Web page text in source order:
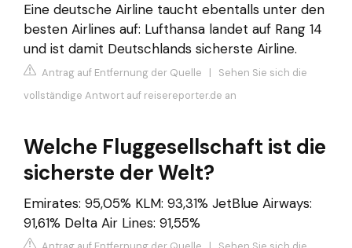
Eine deutsche Airline taucht ebentalls unter den
besten Airlines auf: Lufthansa landet auf Rang 14
und ist damit Deutschlands sicherste Airline.
Antrag auf Entfernung der Quelle | Sehen Sie sich die
vollständige Antwort auf reisereporter.de an
Welche Fluggesellschaft ist die
sicherste der Welt?
Emirates: 95,05% KLM: 93,31% JetBlue Airways:
91,61% Delta Air Lines: 91,55%